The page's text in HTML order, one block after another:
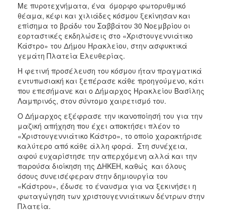
ΑΝΘΕΚΤΙΚΗ
ΠΟΛΗ
Με πυροτεχνήματα, ένα όμορφο φωτορυθμικό
θέαμα, κέφι και χιλιάδες κόσμου ξεκίνησαν και
επίσημα το βράδυ του Σαββάτου 30 Νοεμβρίου οι
εορταστικές εκδηλώσεις στο «Χριστουγεννιάτικο
Κάστρο» του Δήμου Ηρακλείου, στην ασφυκτικά
γεμάτη Πλατεία Ελευθερίας.
Η φετινή προσέλευση του κόσμου ήταν πραγματικά
εντυπωσιακή και ξεπέρασε κάθε προηγούμενο, κάτι
που επεσήμανε και ο Δήμαρχος Ηρακλείου Βασίλης
Λαμπρινός, στον σύντομο χαιρετισμό του.
Ο Δήμαρχος εξέφρασε την ικανοποίησή του για την
μαζική απήχηση που έχει αποκτήσει πλέον το
«Χριστουγεννιάτικο Κάστρο», το οποίο χαρακτήρισε
καλύτερο από κάθε άλλη φορά. Στη συνέχεια,
αφού ευχαρίστησε την απερχόμενη αλλά και την
παρούσα διοίκηση της ΔΗΚΕΗ, καθώς και όλους
όσους συνεισέφεραν στην δημιουργία του
«Κάστρου», έδωσε το έναυσμα για να ξεκινήσει η
φωταγώγηση των χριστουγεννιάτικων δέντρων στην
Πλατεία.